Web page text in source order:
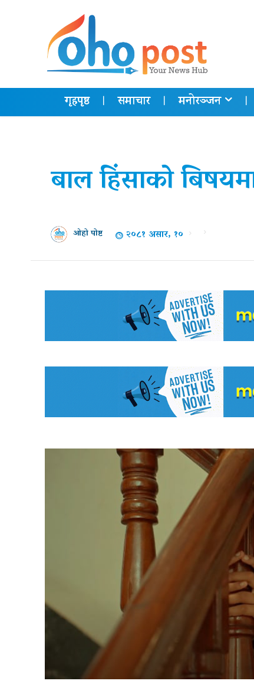
गृहपृष्ठ समाचार मनोरञ्जन
बाल हिंसाको
ओहो पोष्ट २०८१ असार, १०